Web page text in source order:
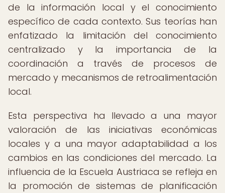
de la información local y el conocimiento
específico de cada contexto. Sus teorías han
enfatizado la limitación del conocimiento
centralizado y la importancia de la
coordinación a través de procesos de
mercado y mecanismos de retroalimentación
local.
Esta perspectiva ha llevado a una mayor
valoración de las iniciativas económicas
locales y a una mayor adaptabilidad a los
cambios en las condiciones del mercado. La
influencia de la Escuela Austriaca se refleja en
la promoción de sistemas de planificación